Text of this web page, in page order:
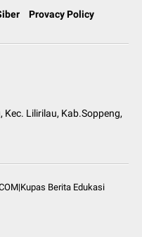
Provacy Policy
Lilirilau, Kab.Soppeng,
Berita Edukasi